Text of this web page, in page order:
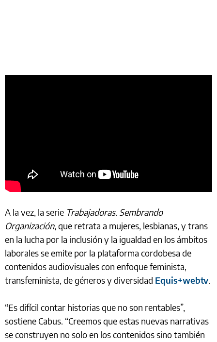
A la vez, la serie Trabajadoras. Sembrando
Organización, que retrata a mujeres, lesbianas, y trans
en la lucha por la inclusión y la igualdad en los ámbitos
laborales se emite por la plataforma cordobesa de
contenidos audiovisuales con enfoque feminista,
transfeminista, de géneros y diversidad Equis+webtv.
“Es difícil contar historias que no son rentables”,
sostiene Cabus. “Creemos que estas nuevas narrativas
se construyen no solo en los contenidos sino también